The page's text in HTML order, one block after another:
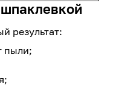
результат:
пыли;